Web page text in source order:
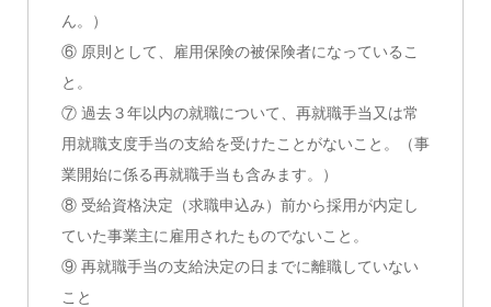
ん。）
⑥ 原則として、雇用保険の被保険者になっているこ
と。
⑦ 過去３年以内の就職について、再就職手当又は常
用就職支度手当の支給を受けたことがないこと。（事
業開始に係る再就職手当も含みます。）
⑧ 受給資格決定（求職申込み）前から採用が内定し
ていた事業主に雇用されたものでないこと。
⑨ 再就職手当の支給決定の日までに離職していない
こと